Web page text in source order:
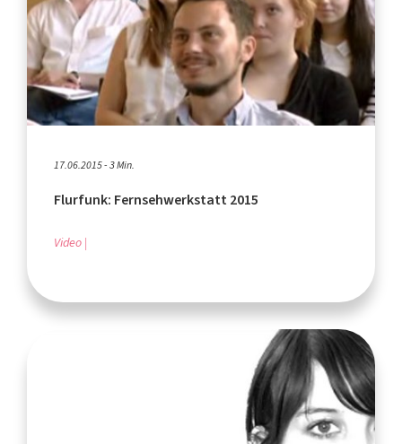
17.06.2015 - 3 Min.
Flurfunk: Fernsehwerkstatt 2015
Video